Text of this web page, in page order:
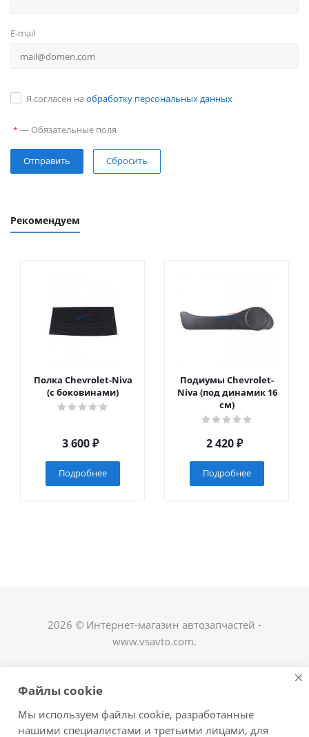
E-mail
Я согласен на обработку персональных данных
* — Обязательные поля
Сбросить
Рекомендуем
Полка Chevrolet-Niva
(с боковинами)
3 600₽
Подробнее
Подиумы Chevrolet-
Niva (под динамик 16
см)
2 420₽
Подробнее
2026 © Интернет-магазин автозапчастей -
www.vsavto.com.
+7 (8482) 622-122 avtovs@yandex.ru
Файлы cookie
Мы используем файлы cookie, разработанные
нашими специалистами и третьими лицами, для